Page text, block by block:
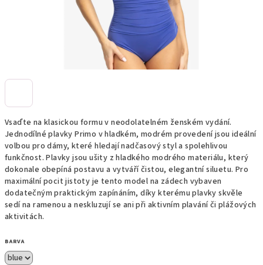
Vsaďte na klasickou formu v neodolatelném ženském vydání.
Jednodílné plavky Primo v hladkém, modrém provedení jsou ideální
volbou pro dámy, které hledají nadčasový styl a spolehlivou
funkčnost. Plavky jsou ušity z hladkého modrého materiálu, který
dokonale obepíná postavu a vytváří čistou, elegantní siluetu. Pro
maximální pocit jistoty je tento model na zádech vybaven
dodatečným praktickým zapínáním, díky kterému plavky skvěle
sedí na ramenou a neskluzují se ani při aktivním plavání či plážových
aktivitách.
BARVA